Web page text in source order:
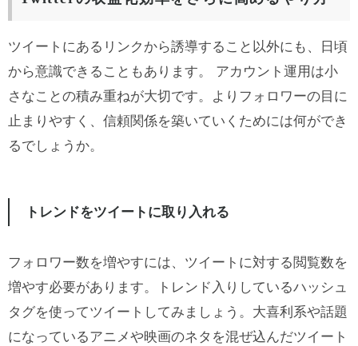
ツイートにあるリンクから誘導すること以外にも、日頃
から意識できることもあります。 アカウント運用は小
さなことの積み重ねが大切です。よりフォロワーの目に
止まりやすく、信頼関係を築いていくためには何ができ
るでしょうか。
トレンドをツイートに取り入れる
フォロワー数を増やすには、ツイートに対する閲覧数を
増やす必要があります。トレンド入りしているハッシュ
タグを使ってツイートしてみましょう。大喜利系や話題
になっているアニメや映画のネタを混ぜ込んだツイート